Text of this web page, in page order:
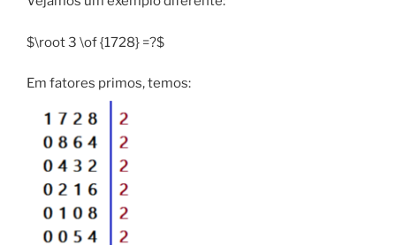
$\root 3 \of {1728} =?$
Em fatores primos, temos: